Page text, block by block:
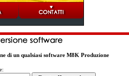
di un qualsiasi software M8K Produzione